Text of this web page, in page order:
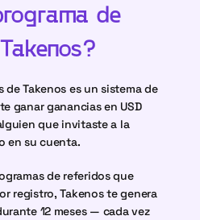
de
de Takenos es un sistema de
ganar ganancias en USD
que invitaste a la
en su cuenta.
de referidos que
registro, Takenos te genera
12 meses — cada vez